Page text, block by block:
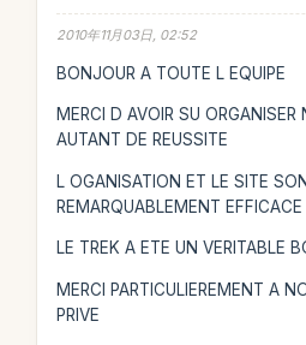
2010年11月03日, 02:52
BONJOUR A TOUTE L EQUIPE
MERCI D AVOIR SU ORGANISER
AUTANT DE REUSSITE
L OGANISATION ET LE SITE
REMARQUABLEMENT
LE TREK A ETE UN VERITABLE
MERCI PARTICULIEREMENT A
PRIVE